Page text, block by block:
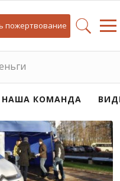
пожертвование
НАША КОМАНДА